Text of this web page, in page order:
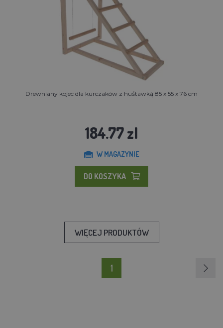
Drewniany kojec dla kurczaków z huśtawką 85 x 55 x 76 cm
184.77 zl
W MAGAZYNIE
DO KOSZYKA
WIĘCEJ PRODUKTÓW
1